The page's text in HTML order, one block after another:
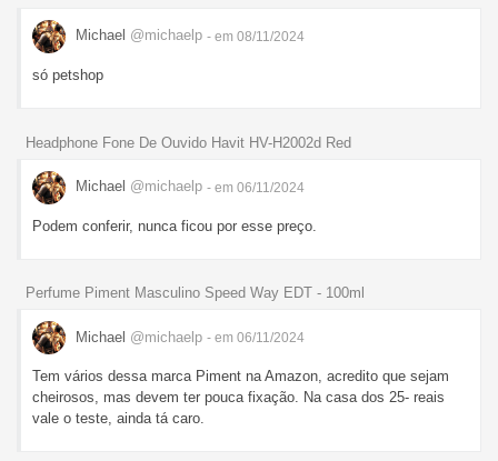
Michael @michaelp - em 08/11/2024
só petshop
Headphone Fone De Ouvido Havit HV-H2002d Red
Michael @michaelp - em 06/11/2024
Podem conferir, nunca ficou por esse preço.
Perfume Piment Masculino Speed Way EDT - 100ml
Michael @michaelp - em 06/11/2024
Tem vários dessa marca Piment na Amazon, acredito que sejam
cheirosos, mas devem ter pouca fixação. Na casa dos 25- reais
vale o teste, ainda tá caro.